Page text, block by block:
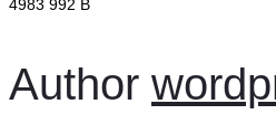
4983 992 B
Author